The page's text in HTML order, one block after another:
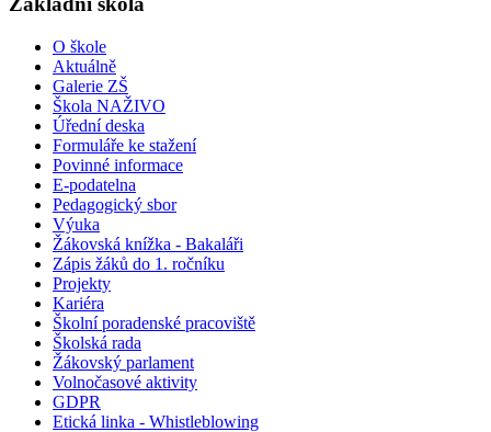
O škole
Aktuálně
Galerie ZŠ
Škola NAŽIVO
Úřední deska
Formuláře ke stažení
Povinné informace
E-podatelna
Pedagogický sbor
Výuka
Žákovská knížka - Bakaláři
Zápis žáků do 1. ročníku
Projekty
Kariéra
Školní poradenské pracoviště
Školská rada
Žákovský parlament
Volnočasové aktivity
GDPR
Etická linka - Whistleblowing